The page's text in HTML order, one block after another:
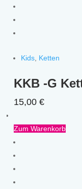
Kids Ketten
KKB -G
15,00€
Zum Warenkorb